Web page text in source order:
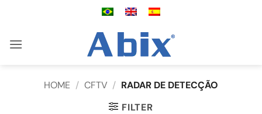
HOME / CFTV / RADAR DE DETECÇÃO
FILTER